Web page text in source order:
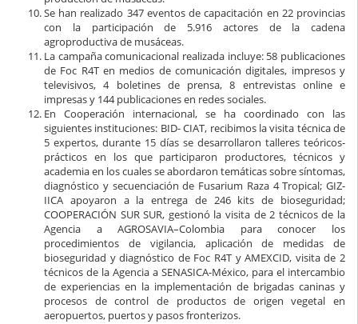
Se han realizado 347 eventos de capacitación en 22 provincias
con la participación de 5.916 actores de la cadena
agroproductiva de musáceas.
La campaña comunicacional realizada incluye: 58 publicaciones
de Foc R4T en medios de comunicación digitales, impresos y
televisivos, 4 boletines de prensa, 8 entrevistas online e
impresas y 144 publicaciones en redes sociales.
En Cooperación internacional, se ha coordinado con las
siguientes instituciones: BID- CIAT, recibimos la visita técnica de
5 expertos, durante 15 días se desarrollaron talleres teóricos-
prácticos en los que participaron productores, técnicos y
academia en los cuales se abordaron temáticas sobre síntomas,
diagnóstico y secuenciación de Fusarium Raza 4 Tropical; GIZ-
IICA apoyaron a la entrega de 246 kits de bioseguridad;
COOPERACIÓN SUR SUR, gestionó la visita de 2 técnicos de la
Agencia a AGROSAVIA–Colombia para conocer los
procedimientos de vigilancia, aplicación de medidas de
bioseguridad y diagnóstico de Foc R4T y AMEXCID, visita de 2
técnicos de la Agencia a SENASICA-México, para el intercambio
de experiencias en la implementación de brigadas caninas y
procesos de control de productos de origen vegetal en
aeropuertos, puertos y pasos fronterizos.